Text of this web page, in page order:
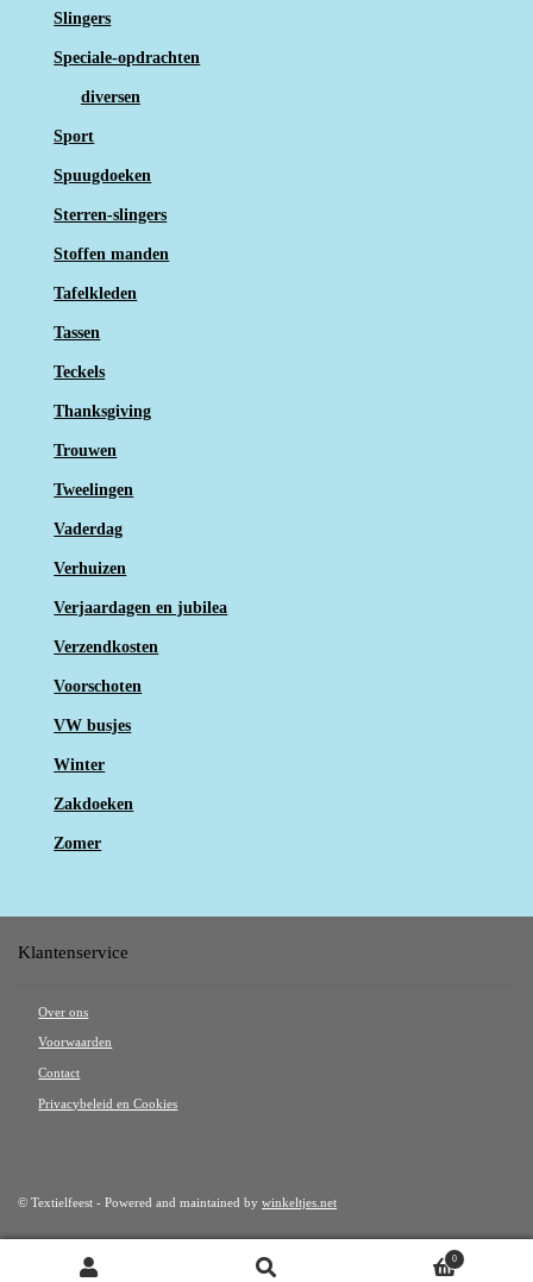
Slingers
Speciale-opdrachten
diversen
Sport
Spuugdoeken
Sterren-slingers
Stoffen manden
Tafelkleden
Tassen
Teckels
Thanksgiving
Trouwen
Tweelingen
Vaderdag
Verhuizen
Verjaardagen en jubilea
Verzendkosten
Voorschoten
VW busjes
Winter
Zakdoeken
Zomer
Klantenservice
Over ons
Voorwaarden
Contact
Privacybeleid en Cookies
© Textielfeest - Powered and maintained bywinkeltjes.net
0